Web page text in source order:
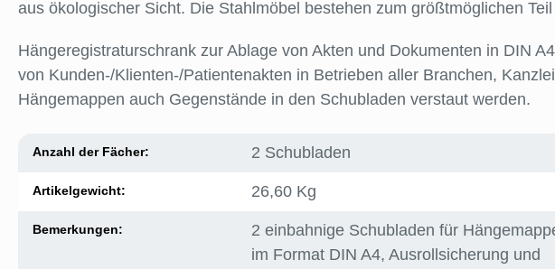
aus ökologischer Sicht. Die Stahlmöbel bestehen zum größtmöglichen
Hängeregistraturschrank zur Ablage von Akten und Dokumenten in DIN
von Kunden-/Klienten-/Patientenakten in Betrieben aller Branchen,
Hängemappen auch Gegenstände in den Schubladen verstaut werden.
Anzahl der Fächer: 2 Schubladen
Artikelgewicht: 26,60 Kg
Bemerkungen:
2 einbahnige Schubladen für
im Format DIN A4, Ausrollsicherung und